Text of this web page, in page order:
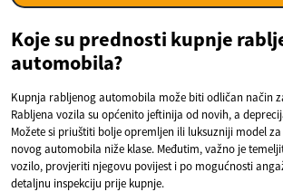
Koje su prednosti kupnje
automobila?
Kupnja rabljenog automobila može biti odličan način
Rabljena vozila su općenito jeftinija od novih, a
Možete si priuštiti bolje opremljen ili luksuzniji model
novog automobila niže klase. Međutim, važno je
vozilo, provjeriti njegovu povijest i po mogućnosti
detaljnu inspekciju prije kupnje.